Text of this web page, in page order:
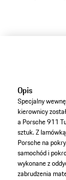
Opis
Specjalny
kierownicy
a Porsche 911
sztuk. Z
Porsche na
samochód i
wykonane z
zabrudzenia